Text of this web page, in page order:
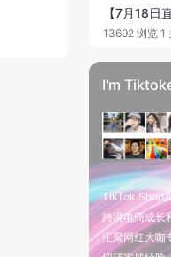
13692 浏览 1
I'm
TikTok Shop
跨境电商成长
汇聚网红大咖